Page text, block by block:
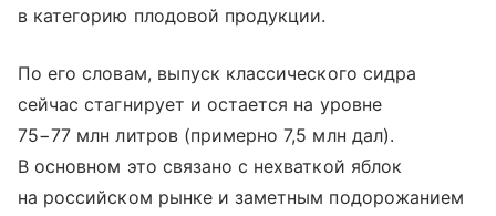
в категорию плодовой продукции.
По его словам, выпуск классического сидра
сейчас стагнирует и остается на уровне
75−77 млн литров (примерно 7,5 млн дал).
В основном это связано с нехваткой яблок
на российском рынке и заметным подорожанием